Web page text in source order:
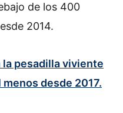
de los 400
2014.
pesadilla viviente
desde 2017.